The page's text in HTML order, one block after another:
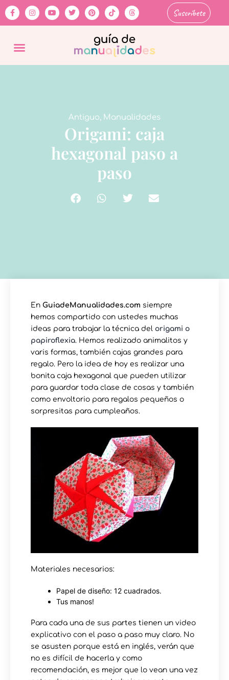
Suscríbete
Antiguo, Manualidades
Origami: caja
hexagonal paso a
paso
En GuiadeManualidades.com siempre
hemos compartido con ustedes muchas
ideas para trabajar la técnica del origami o
papiroflexia. Hemos realizado animalitos y
varis formas, también cajas grandes para
regalo. Pero la idea de hoy es realizar una
bonita caja hexagonal que pueden utilizar
para guardar toda clase de cosas y también
como envoltorio para regalos pequeños o
sorpresitas para cumpleaños.
Materiales necesarios:
Papel de diseño: 12 cuadrados.
Tus manos!
Para cada una de sus partes tienen un video
explicativo con el paso a paso muy claro. No
se asusten porque está en inglés, verán que
no es difícil de hacerla y como
recomendación, es mejor que lo vean una vez